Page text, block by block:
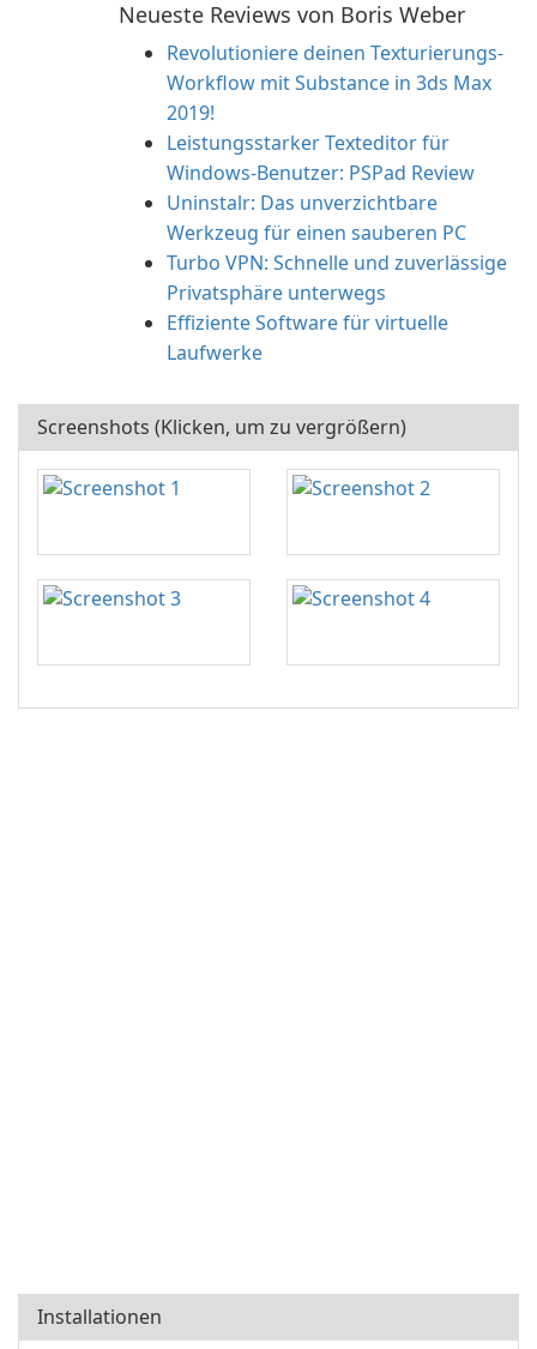
Neueste Reviews von Boris Weber
Revolutioniere deinen Texturierungs-
Workflow mit Substance in 3ds Max
2019!
Leistungsstarker Texteditor für
Windows-Benutzer: PSPad Review
Uninstalr: Das unverzichtbare
Werkzeug für einen sauberen PC
Turbo VPN: Schnelle und zuverlässige
Privatsphäre unterwegs
Effiziente Software für virtuelle
Laufwerke
Screenshots (Klicken, um zu vergrößern)
Installationen